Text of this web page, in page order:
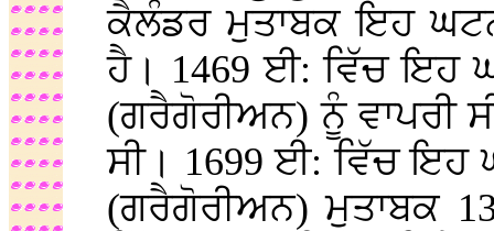
ਕੈਲੰਡਰ ਮੁਤਾਬਕ ਇਹ
ਹੈ। 1469 ਈ: ਵਿੱਚ ਇਹ
(ਗਰੈਗੋਰੀਅਨ) ਨੂੰ ਵਾਪਰੀ
ਸੀ। 1699 ਈ: ਵਿੱਚ ਇਹ
(ਗਰੈਗੋਰੀਅਨ) ਮੁਤਾਬਕ